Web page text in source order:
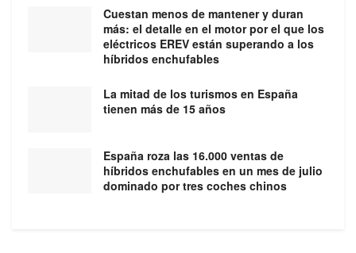
Cuestan menos de mantener y duran
más: el detalle en el motor por el que los
eléctricos EREV están superando a los
híbridos enchufables
La mitad de los turismos en España
tienen más de 15 años
España roza las 16.000 ventas de
híbridos enchufables en un mes de julio
dominado por tres coches chinos